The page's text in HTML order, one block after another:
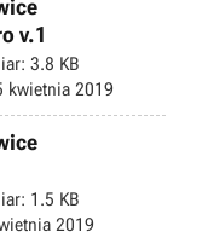
v.1
3.8 KB
kwietnia 2019
1.5 KB
2019